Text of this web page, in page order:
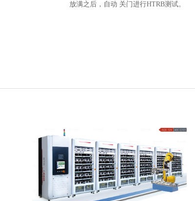
放满之后，自动 关门进行HTRB测试。